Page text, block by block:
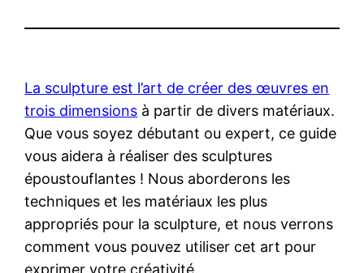
La sculpture est l’art de créer des œuvres en
trois dimensions à partir de divers matériaux.
Que vous soyez débutant ou expert, ce guide
vous aidera à réaliser des sculptures
époustouflantes ! Nous aborderons les
techniques et les matériaux les plus
appropriés pour la sculpture, et nous verrons
comment vous pouvez utiliser cet art pour
exprimer votre créativité.